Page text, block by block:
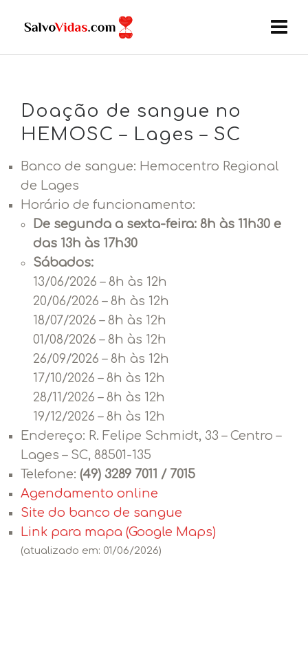
Doação de sangue no
HEMOSC – Lages – SC
Banco de sangue: Hemocentro Regional
de Lages
Horário de funcionamento:
De segunda a sexta-feira: 8h às 11h30 e
das 13h às 17h30
Sábados:
13/06/2026 – 8h às 12h
20/06/2026 – 8h às 12h
18/07/2026 – 8h às 12h
01/08/2026 – 8h às 12h
26/09/2026 – 8h às 12h
17/10/2026 – 8h às 12h
28/11/2026 – 8h às 12h
19/12/2026 – 8h às 12h
Endereço: R. Felipe Schmidt, 33 – Centro –
Lages – SC, 88501-135
Telefone: (49) 3289 7011 / 7015
Agendamento online
Site do banco de sangue
Link para mapa (Google Maps)
(atualizado em: 01/06/2026)